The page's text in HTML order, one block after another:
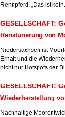
Rennpferd. „Das ist
GESELLSCHAFT:
Renaturierung von
Niedersachsen ist
Erhalt und die
nicht nur Hotspots der
GESELLSCHAFT:
Wiederherstellung
Nachhaltige